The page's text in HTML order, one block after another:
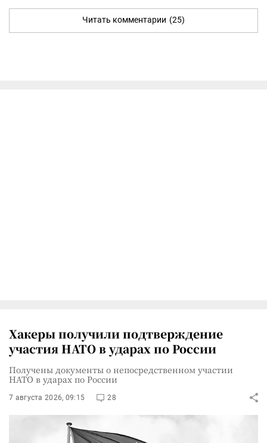
Читать комментарии (25)
Хакеры получили подтверждение
участия НАТО в ударах по России
Получены документы о непосредственном участии
НАТО в ударах по России
7 августа 2026, 09:15 28